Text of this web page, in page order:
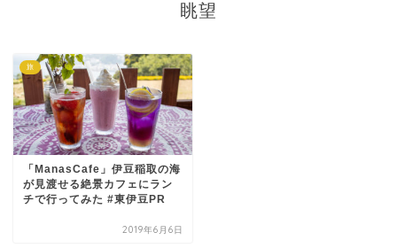
眺望
旅
「ManasCafe」伊豆稲取の海
が見渡せる絶景カフェにラン
チで行ってみた #東伊豆PR
2019年6月6日